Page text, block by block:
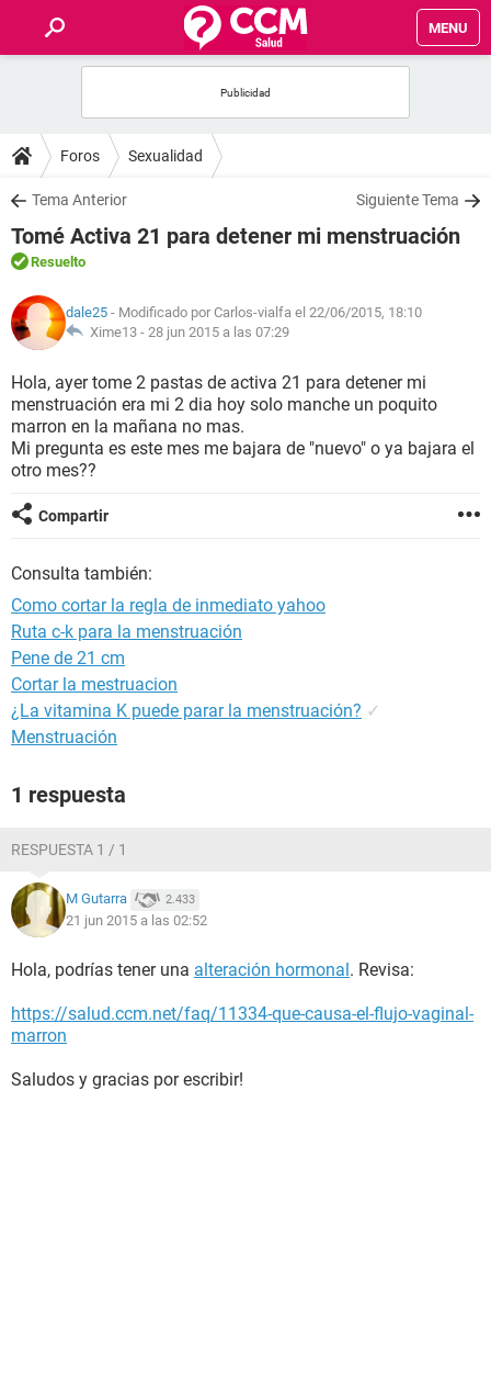
MENU
FOROS
SALUD
FAMILIA
NUTRICIÓN
SEXUALIDAD
GLOSARIO
Foros Sexualidad
Tema Anterior Siguiente Tema
Tomé Activa 21 para detener mi menstruación
Resuelto
dale25 - Modificado por Carlos-vialfa el 22/06/2015, 18:10
Xime13 - 28 jun 2015 a las 07:29
Hola, ayer tome 2 pastas de activa 21 para detener mi
menstruación era mi 2 dia hoy solo manche un poquito
marron en la mañana no mas.
Mi pregunta es este mes me bajara de "nuevo" o ya bajara el
otro mes??
Compartir
Consulta también:
Como cortar la regla de inmediato yahoo
Ruta c-k para la menstruación
Pene de 21 cm
Cortar la mestruacion
¿La vitamina K puede parar la menstruación? ✓
Menstruación
1 respuesta
RESPUESTA 1 / 1
M Gutarra 2.433
21 jun 2015 a las 02:52
Hola, podrías tener una alteración hormonal. Revisa:
https://salud.ccm.net/faq/11334-que-causa-el-flujo-vaginal-
marron
Saludos y gracias por escribir!